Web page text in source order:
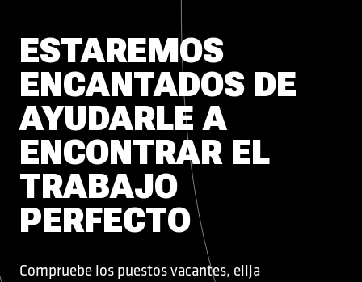
ESTAREMOS
ENCANTADOS DE
AYUDARLE A
ENCONTRAR EL
TRABAJO
PERFECTO
Compruebe los puestos vacantes, elija